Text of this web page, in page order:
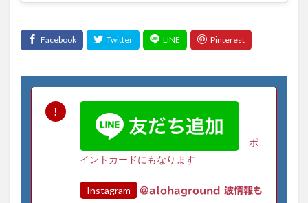
ポ
イントカードにもなります
Instagram
@alohaground 波情報も